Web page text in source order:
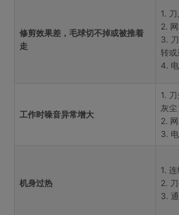
修剪效果差，毛球切不掉或被推着
走
1. 刀
2.
3.
转或
4.
工作时噪音异常增大
1.
灰尘
2.
3.
机身过热
1.
2.
3.